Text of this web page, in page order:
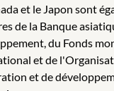
et le Japon sont
de la Banque
du Fonds
et de
et de